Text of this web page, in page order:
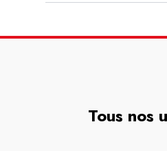
Tous nos